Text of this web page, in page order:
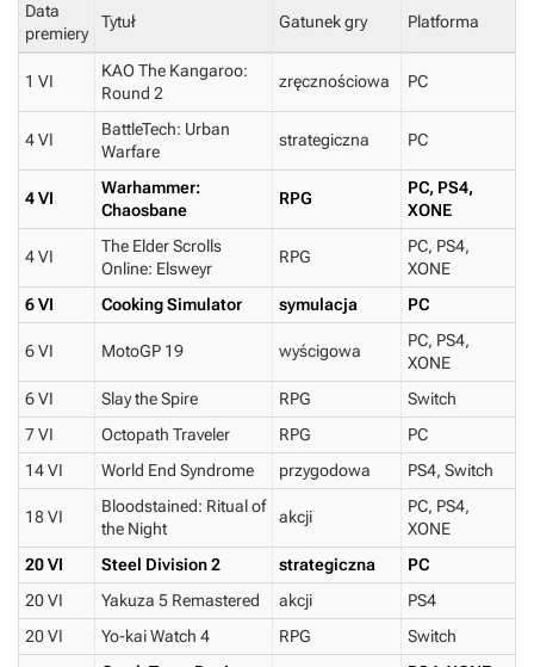
Data
premiery
Tytuł Gatunek gry Platforma
1 VI
KAO The Kangaroo:
Round 2
zręcznościowa PC
4 VI
BattleTech: Urban
Warfare
strategiczna PC
4 VI
Warhammer:
Chaosbane
RPG
PC, PS4,
XONE
4 VI
The Elder Scrolls
Online: Elsweyr
RPG
PC, PS4,
XONE
6 VI
Cooking Simulator symulacja PC
6 VI MotoGP 19 wyścigowa
PC, PS4,
XONE
6 VI
Slay the Spire RPG
Switch
7 VI
Octopath Traveler RPG
PC
14 VI
World End Syndrome przygodowa PS4, Switch
18 VI
Bloodstained: Ritual of
the Night
akcji
PC, PS4,
XONE
20 VI
Steel Division 2 strategiczna
PC
20 VI
Yakuza 5 Remastered akcji
PS4
20 VI
Yo-kai Watch 4 RPG
Switch